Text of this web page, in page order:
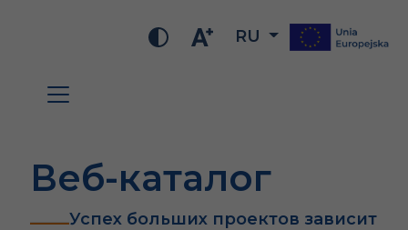
RU
Веб-каталог
Успех больших проектов зависит